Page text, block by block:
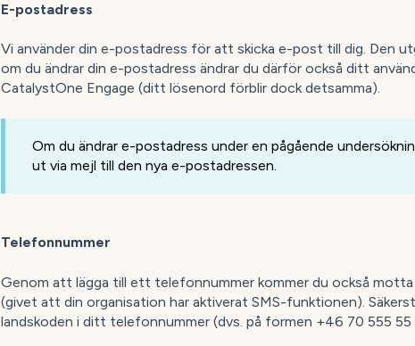
E-postadress
Vi använder din e-postadress för att skicka e-post till dig. Den
om du ändrar din e-postadress ändrar du därför också ditt
CatalystOne Engage (ditt lösenord förblir dock detsamma).
Om du ändrar e-postadress under en pågående
ut via mejl till den nya e-postadressen.
Telefonnummer
Genom att lägga till ett telefonnummer kommer du också motta
(givet att din organisation har aktiverat SMS-funktionen).
landskoden i ditt telefonnummer (dvs. på formen +46 70 555 55